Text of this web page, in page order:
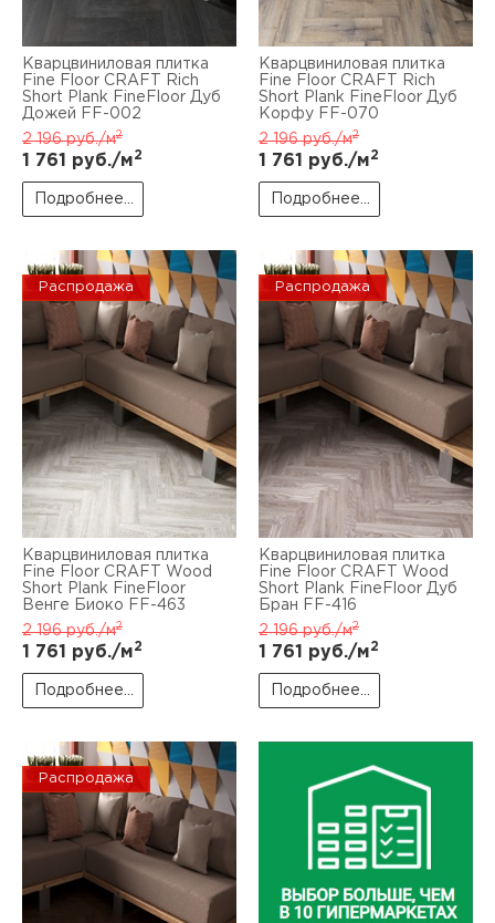
Кварцвиниловая плитка
Fine Floor CRAFT Rich
Short Plank FineFloor Дуб
Дожей FF-002
2 196руб./м2
1 761 руб./м2
Подробнее...
Кварцвиниловая плитка
Fine Floor CRAFT Rich
Short Plank FineFloor Дуб
Корфу FF-070
2 196руб./м2
1 761 руб./м2
Подробнее...
Распродажа
Кварцвиниловая плитка
Fine Floor CRAFT Wood
Short Plank FineFloor
Венге Биоко FF-463
2 196руб./м2
1 761 руб./м2
Подробнее...
Распродажа
Кварцвиниловая плитка
Fine Floor CRAFT Wood
Short Plank FineFloor Дуб
Бран FF-416
2 196руб./м2
1 761 руб./м2
Подробнее...
Распродажа